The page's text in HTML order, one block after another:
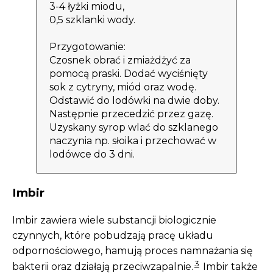
3-4 łyżki miodu,
0,5 szklanki wody.
Przygotowanie:
Czosnek obrać i zmiażdżyć za
pomocą praski. Dodać wyciśnięty
sok z cytryny, miód oraz wodę.
Odstawić do lodówki na dwie doby.
Następnie przecedzić przez gazę.
Uzyskany syrop wlać do szklanego
naczynia np. słoika i przechować w
lodówce do 3 dni.
Imbir
Imbir zawiera wiele substancji biologicznie
czynnych, które pobudzają pracę układu
odpornościowego, hamują proces namnażania się
bakterii oraz działają przeciwzapalnie.3 Imbir także